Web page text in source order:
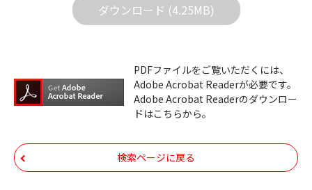
ルの内容などの変更は一切行わないでくださ
機器のコントロールコマンドの仕様書、およ
びその他すべてのダウンロードファイルにつ
いての著作権を含むすべての権利は、アイコ
帰属します。ダウンロードしたファイルは、
個人で使用される以外にはご使用できませ
ダウンロード (4.25MB)
PDFファイルをご覧いただくには、
Adobe Acrobat Readerが必要です。
Adobe Acrobat Readerのダウンロー
ドはこちらから。
検索ページに戻る